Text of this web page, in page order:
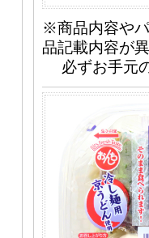
※商品内容や
品記載内容が
必ずお手元